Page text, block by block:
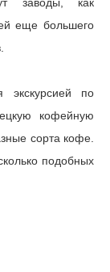
еще большего
экскурсией по
кофейную
сорта кофе.
подобных